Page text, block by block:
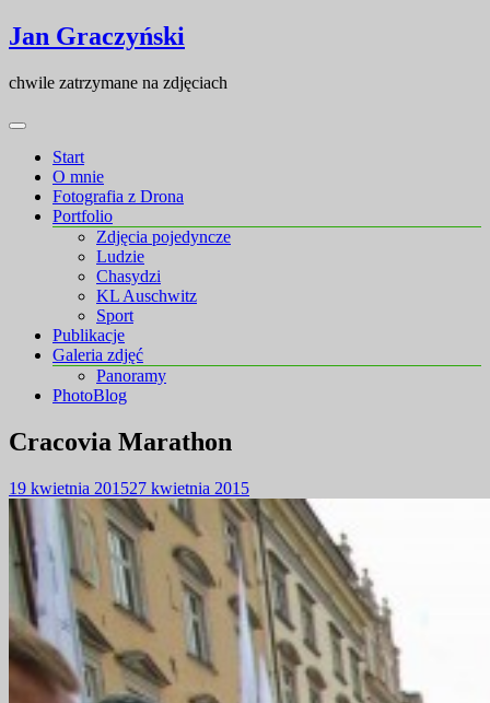
Skip
to
Skip
to
Jan Graczyński
chwile zatrzymane na zdjęciach
Start
O mnie
Fotografia z Drona
Portfolio
Zdjęcia pojedyncze
Ludzie
Chasydzi
KL Auschwitz
Sport
Publikacje
Galeria zdjęć
Panoramy
PhotoBlog
Cracovia Marathon
19 kwietnia 201527 kwietnia 2015